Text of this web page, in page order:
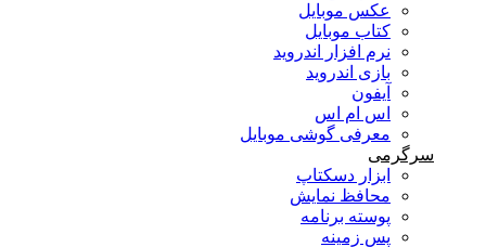
عکس موبایل
کتاب موبایل
نرم افزار اندروید
بازی اندروید
آیفون
اس ام اس
معرفی گوشی موبایل
سرگرمی
ابزار دسکتاپ
محافظ نمایش
پوسته برنامه
پس زمینه